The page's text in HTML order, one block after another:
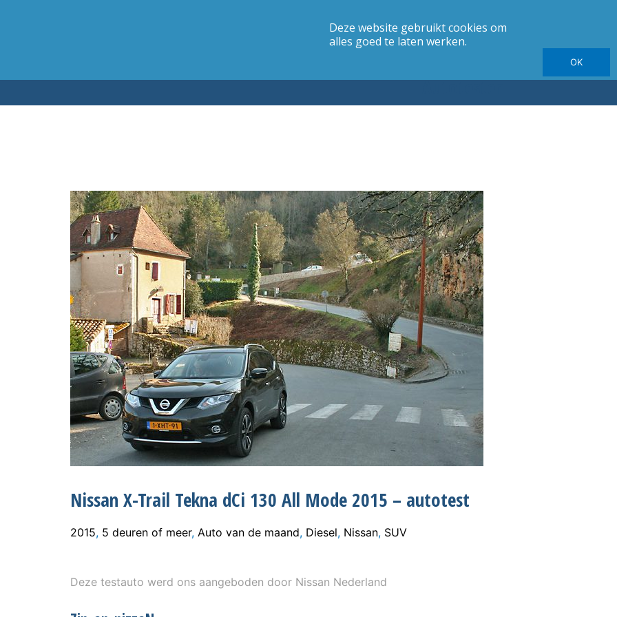
Carrosserie Jaargang Elektrische autotesten
Autotesten
Nissan X-Trail Tekna dCi 130 All Mode 2015 – autotest
2015, 5 deuren of meer, Auto van de maand, Diesel, Nissan, SUV
Deze testauto werd ons aangeboden door Nissan Nederland
Deze website gebruikt cookies om
alles goed te laten werken.
OK